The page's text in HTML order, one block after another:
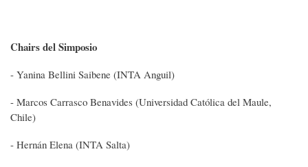
Chairs del Simposio
- Yanina Bellini Saibene (INTA Anguil)
- Marcos Carrasco Benavides (Universidad Católica del Maule,
Chile)
- Hernán Elena (INTA Salta)